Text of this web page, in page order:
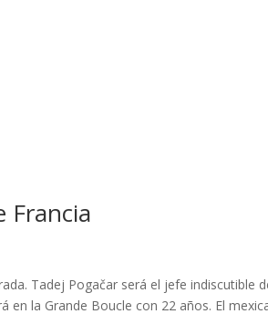
Francia
Tadej Pogačar será el jefe indiscutible
la Grande Boucle con 22 años. El